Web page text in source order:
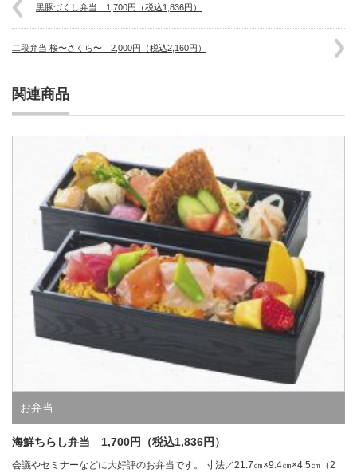
黒豚づくし弁当 1,700円（税込1,836円）
二段弁当 桜〜さくら〜 2,000円（税込2,160円）
関連商品
お弁当
海鮮ちらし弁当 1,700円（税込1,836円）
会議やセミナーなどに大好評のお弁当です。 寸法／21.7㎝×9.4㎝×4.5㎝（2